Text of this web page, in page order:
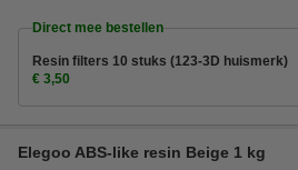
Direct mee bestellen
Resin filters 10 stuks (123-3D huismerk)
€ 3,50
Elegoo ABS-like resin Beige 1 kg